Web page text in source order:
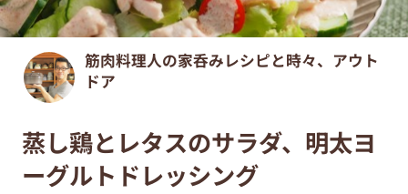
筋肉料理人の家呑みレシピと時々、アウト
ドア
蒸し鶏とレタスのサラダ、明太ヨ
ーグルトドレッシング